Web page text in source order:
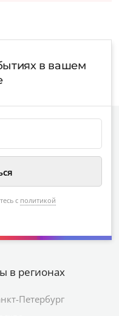
в вашем
с политикой
в регионах
Петербург